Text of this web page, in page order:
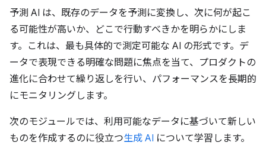
予測 AI は、既存のデータを予測に変換し、次に何が起こ
る可能性が高いか、どこで行動すべきかを明らかにしま
す。これは、最も具体的で測定可能な AI の形式です。デ
ータで表現できる明確な問題に焦点を当て、プロダクトの
進化に合わせて繰り返しを行い、パフォーマンスを長期的
にモニタリングします。
次のモジュールでは、利用可能なデータに基づいて新しい
ものを作成するのに役立つ生成 AI について学習します。